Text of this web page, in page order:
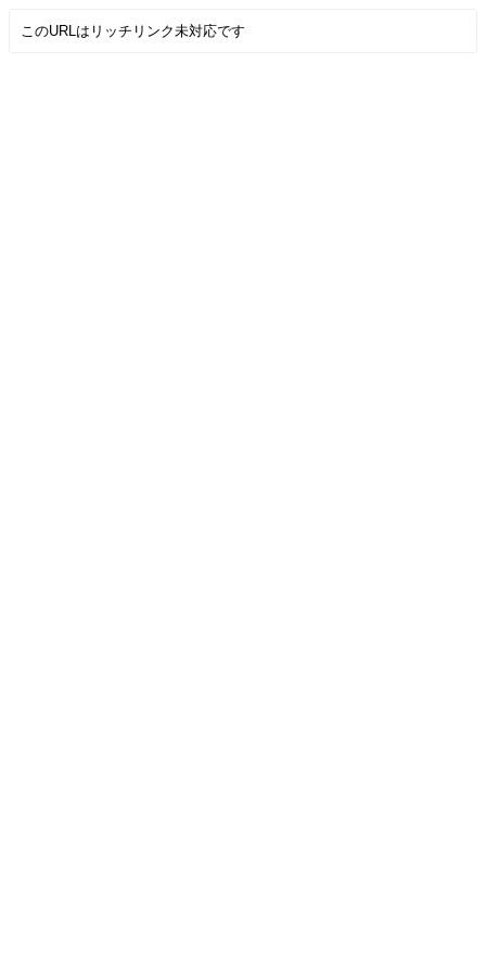
このURLはリッチリンク未対応です